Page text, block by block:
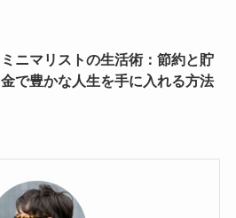
ミニマリストの生活術：節約と貯
金で豊かな人生を手に入れる方法